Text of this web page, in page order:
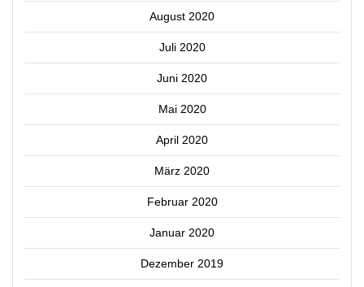
August 2020
Juli 2020
Juni 2020
Mai 2020
April 2020
März 2020
Februar 2020
Januar 2020
Dezember 2019